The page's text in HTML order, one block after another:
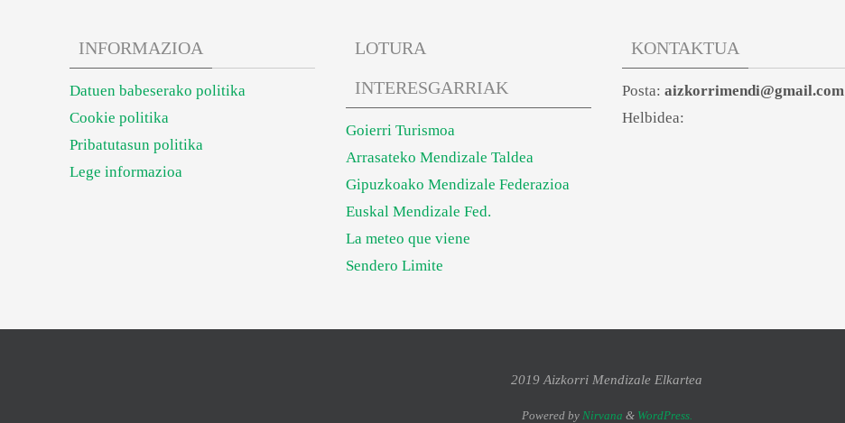
INFORMAZIOA
Datuen babeserako politika
Cookie politika
Pribatutasun politika
Lege informazioa
LOTURA
INTERESGARRIAK
Goierri Turismoa
Arrasateko Mendizale Taldea
Gipuzkoako Mendizale Federazioa
Euskal Mendizale Fed.
La meteo que viene
Sendero Limite
KONTAKTUA
Posta: aizkorrimendi@gmail.com
Helbidea:
2019 Aizkorri Mendizale Elkartea
Powered by Nirvana & WordPress.